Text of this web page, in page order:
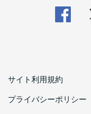
サイト利用規約
プライバシーポリシー